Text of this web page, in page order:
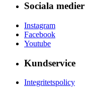
Sociala medier
Instagram
Facebook
Youtube
Kundservice
Integritetspolicy